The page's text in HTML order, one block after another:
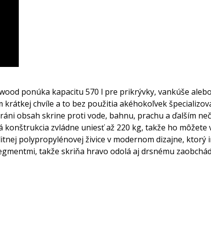
ponúka kapacitu 570 l pre prikrývky, vankúše
krátkej chvíle a to bez použitia akéhokoľvek
obsah skrine proti vode, bahnu, prachu a ďalším
konštrukcia zvládne uniesť až 220 kg, takže ho môžete
polypropylénovej živice v modernom dizajne,
takže skriňa hravo odolá aj drsnému